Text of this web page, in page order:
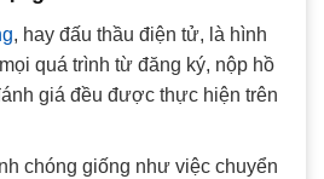
, hay đấu thầu điện tử, là hình
quá trình từ đăng ký, nộp hồ
giá đều được thực hiện trên
chóng giống như việc chuyển